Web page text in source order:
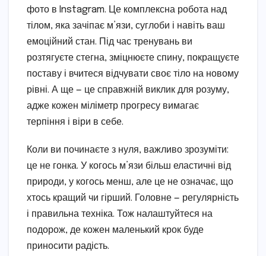
фото в Instagram. Це комплексна робота над
тілом, яка зачіпає м’язи, суглоби і навіть ваш
емоційний стан. Під час тренувань ви
розтягуєте стегна, зміцнюєте спину, покращуєте
поставу і вчитеся відчувати своє тіло на новому
рівні. А ще — це справжній виклик для розуму,
адже кожен міліметр прогресу вимагає
терпіння і віри в себе.
Коли ви починаєте з нуля, важливо зрозуміти:
це не гонка. У когось м’язи більш еластичні від
природи, у когось менш, але це не означає, що
хтось кращий чи гірший. Головне — регулярність
і правильна техніка. Тож налаштуйтеся на
подорож, де кожен маленький крок буде
приносити радість.